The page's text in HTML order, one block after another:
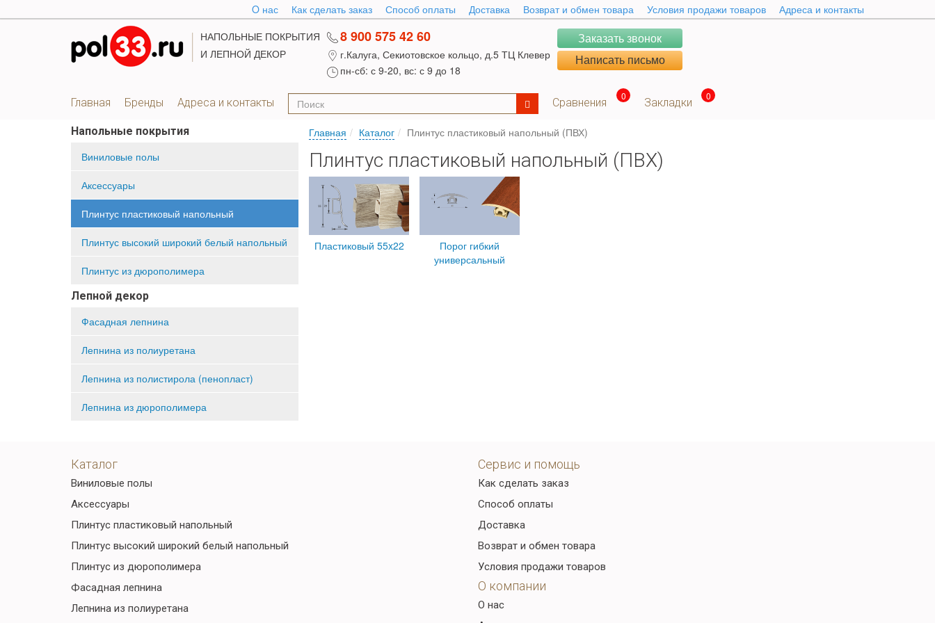
O нас Как сделать заказ Способ оплаты Доставка Возврат и обмен товара Условия продажи товаров
Адреса и контакты
НАПОЛЬНЫЕ ПОКРЫТИЯ
И ЛЕПНОЙ ДЕКОР
8 900 575 42 60
г.Калуга, Секиотовское кольцо, д.5 ТЦ Клевер
пн-сб: с 9-20, вс: с 9 до 18
Заказать звонок
Написать письмо
Главная Бренды Адреса и контакты Сравнения
0
Закладки
0
Напольные покрытия
Виниловые полы
Аксессуары
Плинтус пластиковый напольный
Плинтус высокий широкий белый напольный
Плинтус из дюрополимера
Лепной декор
Фасадная лепнина
Лепнина из полиуретана
Лепнина из полистирола (пенопласт)
Лепнина из дюрополимера
Главная Каталог Плинтус пластиковый напольный (ПВХ)
Плинтус пластиковый напольный (ПВХ)
Пластиковый 55x22
Порог гибкий
универсальный
Каталог
Виниловые полы
Аксессуары
Плинтус пластиковый напольный
Плинтус высокий широкий белый напольный
Плинтус из дюрополимера
Фасадная лепнина
Лепнина из полиуретана
Сервис и помощь
Как сделать заказ
Способ оплаты
Доставка
Возврат и обмен товара
Условия продажи товаров
О компании
О нас